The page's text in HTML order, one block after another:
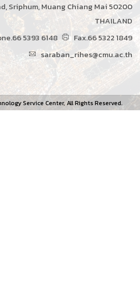
Sriphum, Muang Chiang Mai 50200
THAILAND
5393 6148
Fax.66 5322 1849
saraban_rihes@cmu.ac.th
Service Center, All Rights Reserved.